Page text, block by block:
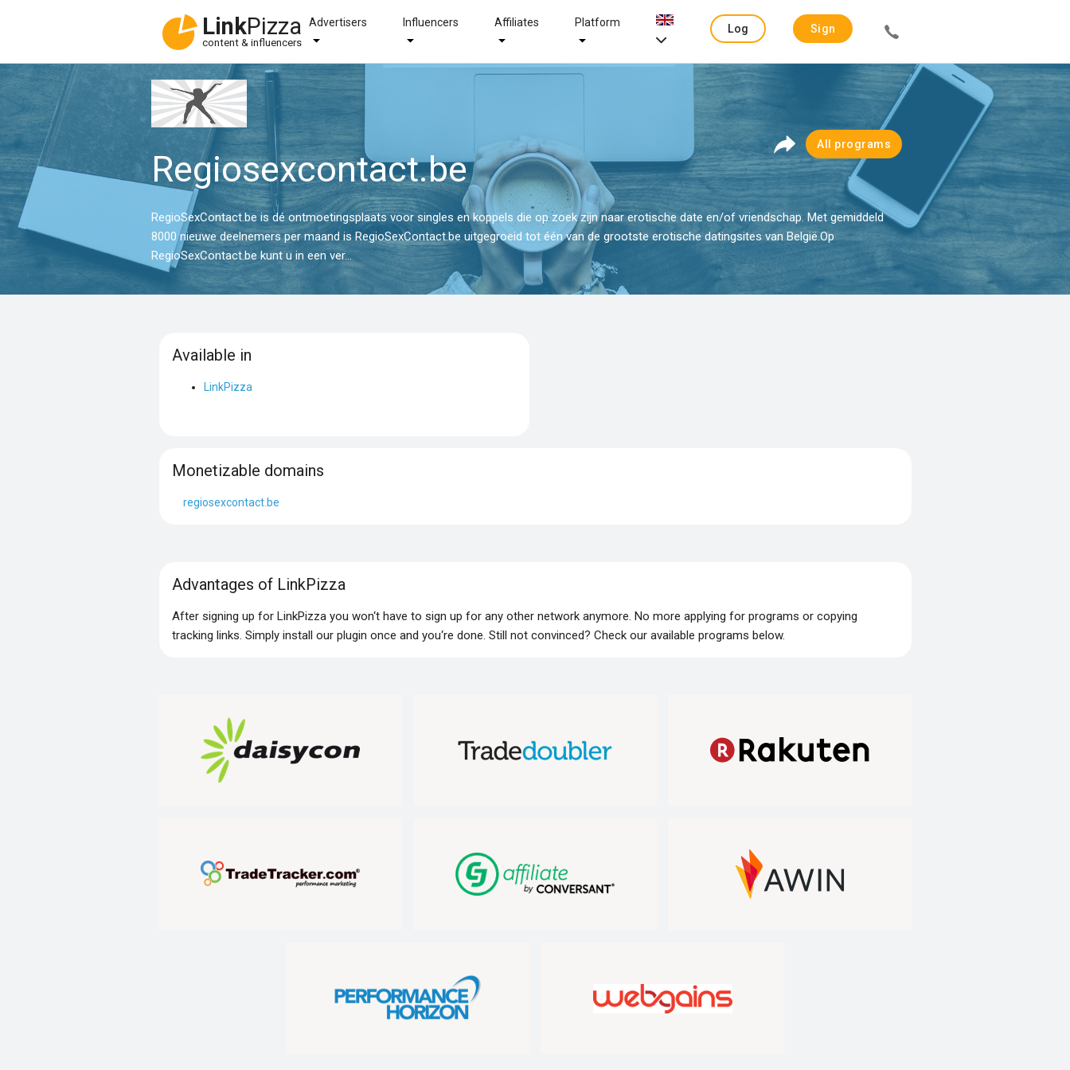
LinkPizza
content & influencers
Advertisers Influencers Affiliates Platform
Log
Sign
Regiosexcontact.be
All programs
RegioSexContact.be is dé ontmoetingsplaats voor singles en koppels die op zoek zijn naar erotische date en/of vriendschap. Met gemiddeld
8000 nieuwe deelnemers per maand is RegioSexContact.be uitgegroeid tot één van de grootste erotische datingsites van België.Op
RegioSexContact.be kunt u in een ver...
Available in
LinkPizza
Monetizable domains
regiosexcontact.be
Advantages of LinkPizza
After signing up for LinkPizza you won‘t have to sign up for any other network anymore. No more applying for programs or copying
tracking links. Simply install our plugin once and you‘re done. Still not convinced? Check our available programs below.